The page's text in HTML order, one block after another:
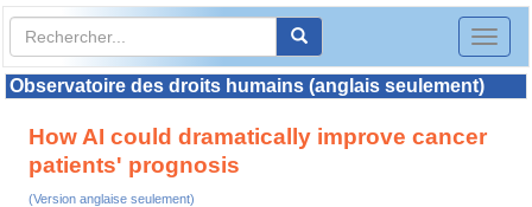
Toggle
Observatoire des droits humains (anglais seulement)
How AI could dramatically improve cancer
patients' prognosis
(Version anglaise seulement)